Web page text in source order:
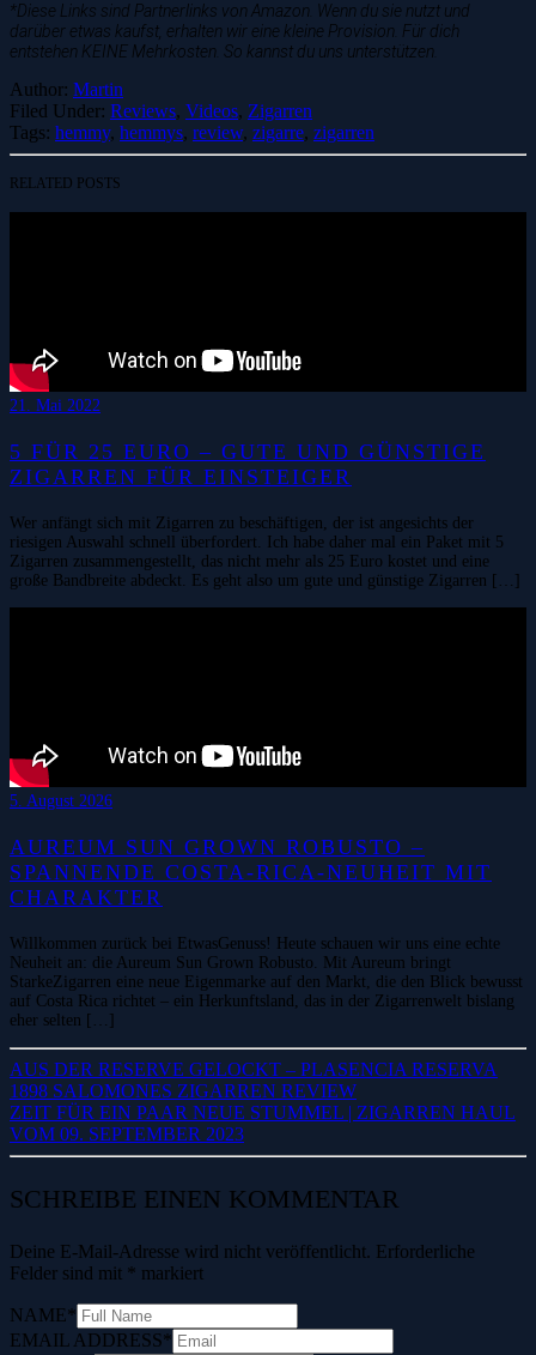
*Diese Links sind Partnerlinks von Amazon. Wenn du sie nutzt und
darüber etwas kaufst, erhalten wir eine kleine Provision. Für dich
entstehen KEINE Mehrkosten. So kannst du uns unterstützen.
Author: Martin
Filed Under: Reviews, Videos, Zigarren
Tags: hemmy, hemmys, review, zigarre, zigarren
RELATED POSTS
21. Mai 2022
5 FÜR 25 EURO – GUTE UND GÜNSTIGE
ZIGARREN FÜR EINSTEIGER
Wer anfängt sich mit Zigarren zu beschäftigen, der ist angesichts der
riesigen Auswahl schnell überfordert. Ich habe daher mal ein Paket mit 5
Zigarren zusammengestellt, das nicht mehr als 25 Euro kostet und eine
große Bandbreite abdeckt. Es geht also um gute und günstige Zigarren […]
5. August 2026
AUREUM SUN GROWN ROBUSTO –
SPANNENDE COSTA-RICA-NEUHEIT MIT
CHARAKTER
Willkommen zurück bei EtwasGenuss! Heute schauen wir uns eine echte
Neuheit an: die Aureum Sun Grown Robusto. Mit Aureum bringt
StarkeZigarren eine neue Eigenmarke auf den Markt, die den Blick bewusst
auf Costa Rica richtet – ein Herkunftsland, das in der Zigarrenwelt bislang
eher selten […]
AUS DER RESERVE GELOCKT – PLASENCIA RESERVA
1898 SALOMONES ZIGARREN REVIEW
ZEIT FÜR EIN PAAR NEUE STUMMEL | ZIGARREN HAUL
VOM 09. SEPTEMBER 2023
SCHREIBE EINEN KOMMENTAR
Deine E-Mail-Adresse wird nicht veröffentlicht. Erforderliche
Felder sind mit * markiert
NAME*
EMAIL ADDRESS*